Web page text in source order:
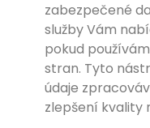
zabezpečené
služby Vám
pokud
stran. Tyto
údaje
zlepšení kvality